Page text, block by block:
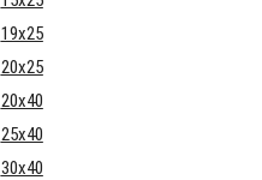
19x25
20x25
20x40
25x40
30x40